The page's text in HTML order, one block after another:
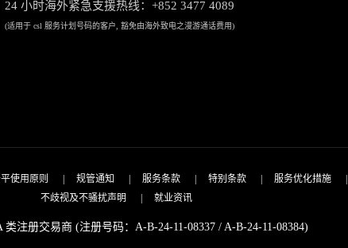
24 小时海外紧急支援热线：+852 3477 4089
(适用于 csl 服务计划号码的客户, 豁免由海外致电之漫游通话费用)
使用原则 | 规管通知 | 服务条款| 特别条款| 服务优化措施|
不歧视及不骚扰声明 | 就业资讯
注册交易商 (注册号码：A-B-24-11-08337 / A-B-24-11-08384)